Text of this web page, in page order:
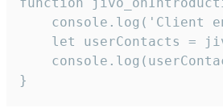
console.log('Client
let userContacts =
}